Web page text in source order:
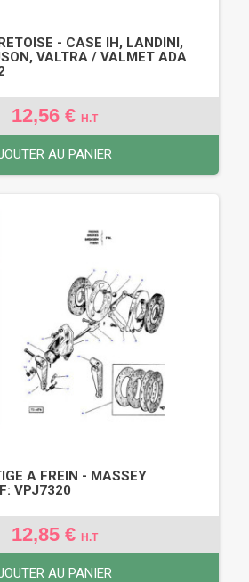
- CASE IH, LANDINI,
VALTRA / VALMET ADA
12,56 € H.T
AU PANIER
A FREIN - MASSEY
VPJ7320
12,85 € H.T
AU PANIER